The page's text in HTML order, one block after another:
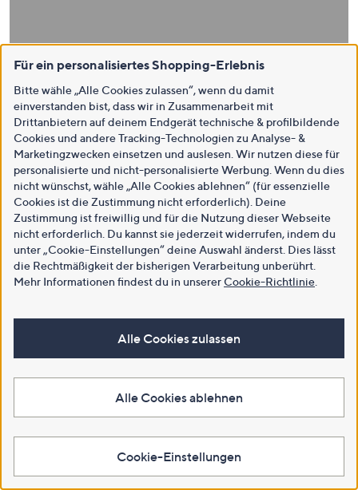
Für ein personalisiertes Shopping-Erlebnis
Bitte wähle „Alle Cookies zulassen“, wenn du damit
einverstanden bist, dass wir in Zusammenarbeit mit
Drittanbietern auf deinem Endgerät technische & profilbildende
Cookies und andere Tracking-Technologien zu Analyse- &
Marketingzwecken einsetzen und auslesen. Wir nutzen diese für
personalisierte und nicht-personalisierte Werbung. Wenn du dies
nicht wünschst, wähle „Alle Cookies ablehnen“ (für essenzielle
Cookies ist die Zustimmung nicht erforderlich). Deine
Zustimmung ist freiwillig und für die Nutzung dieser Webseite
nicht erforderlich. Du kannst sie jederzeit widerrufen, indem du
unter „Cookie-Einstellungen“ deine Auswahl änderst. Dies lässt
die Rechtmäßigkeit der bisherigen Verarbeitung unberührt.
Mehr Informationen findest du in unsererCookie-Richtlinie
Alle Cookies zulassen
Alle Cookies ablehnen
Cookie-Einstellungen